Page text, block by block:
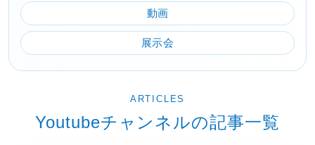
動画
展示会
ARTICLES
Youtubeチャンネルの記事一覧